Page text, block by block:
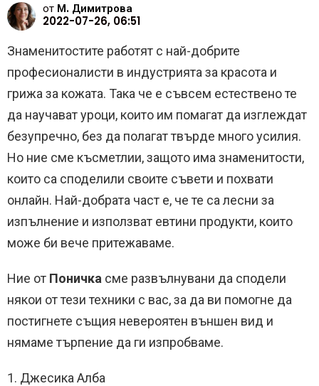
от М. Димитрова
2022-07-26, 06:51
Знаменитостите работят с най-добрите
професионалисти в индустрията за красота и
грижа за кожата. Така че е съвсем естествено те
да научават уроци, които им помагат да изглеждат
безупречно, без да полагат твърде много усилия.
Но ние сме късметлии, защото има знаменитости,
които са споделили своите съвети и похвати
онлайн. Най-добрата част е, че те са лесни за
изпълнение и използват евтини продукти, които
може би вече притежаваме.
Ние от Поничка сме развълнувани да сподели
някои от тези техники с вас, за да ви помогне да
постигнете същия невероятен външен вид и
нямаме търпение да ги изпробваме.
1. Джесика Алба